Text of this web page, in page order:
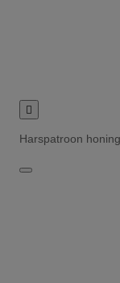

Harspatroon